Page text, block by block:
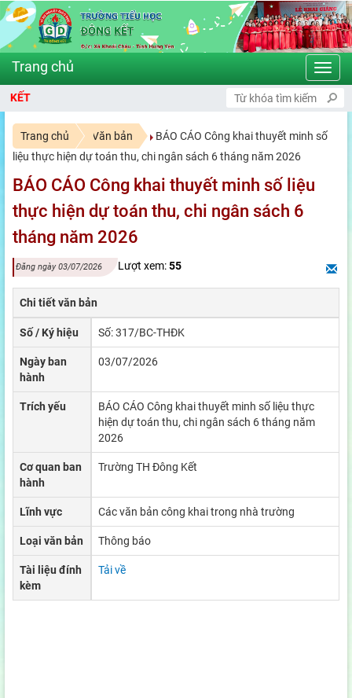
Trang chủ Văn bản
BÁO CÁO Công khai thuyết minh số
liệu thực hiện dự toán thu, chi ngân sách 6 tháng năm 2026
BÁO CÁO Công khai thuyết minh số liệu
thực hiện dự toán thu, chi ngân sách 6
tháng năm 2026
Đăng ngày 03/07/2026 Lượt xem:55
Chi tiết văn bản
Số / Ký hiệu Số: 317/BC-THĐK
Ngày ban
hành
03/07/2026
Trích yếu
BÁO CÁO Công khai thuyết minh số liệu thực
hiện dự toán thu, chi ngân sách 6 tháng năm
2026
Cơ quan ban
hành
Trường TH Đông Kết
Lĩnh vực Các văn bản công khai trong nhà trường
Loại văn bản Thông báo
Tài liệu đính
kèm
Tải về